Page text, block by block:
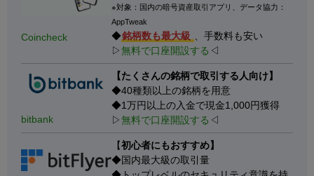
Coincheck
※対象：国内の暗号資産取引アプリ、データ協力：
AppTweak
◆銘柄数も最大級 、手数料も安い
▷無料で口座開設する ◁
bitbank
【たくさんの銘柄で取引する人向け】
◆40種類以上の銘柄を用意
◆1万円以上の入金で現金1,000円獲得
▷無料で口座開設する ◁
【初心者にもおすすめ】
◆国内最大級の取引量